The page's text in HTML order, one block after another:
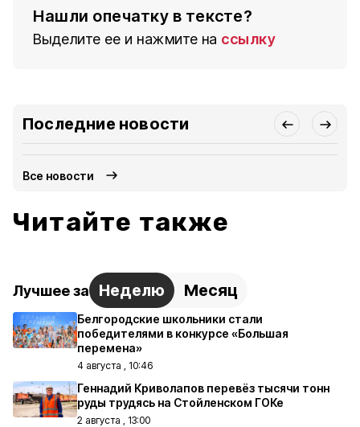
Нашли опечатку в тексте?
Выделите ее и нажмите на ссылку
Последние новости
Все новости
Читайте также
Лучшее за Неделю Месяц
Белгородские школьники стали
победителями в конкурсе «Большая
перемена»
4 августа , 10:46
Геннадий Криволапов перевёз тысячи тонн
руды трудясь на Стойленском ГОКе
2 августа , 13:00